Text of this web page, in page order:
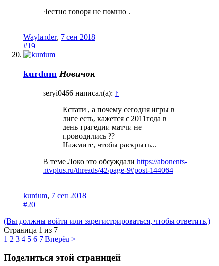
Честно говоря не помню .
Waylander, 7 сен 2018
#19
kurdum Новичок
seryi0466 написал(а): ↑
Кстати , а почему сегодня игры в
лиге есть, кажется с 2011года в
день трагедии матчи не
проводились ??
Нажмите, чтобы раскрыть...
В теме Локо это обсуждали https://abonents-
ntvplus.ru/threads/42/page-9#post-144064
kurdum, 7 сен 2018
#20
(Вы должны войти или зарегистрироваться, чтобы ответить.)
Страница 1 из 7
1 2 3 4 5 6 7 Вперёд >
Поделиться этой страницей